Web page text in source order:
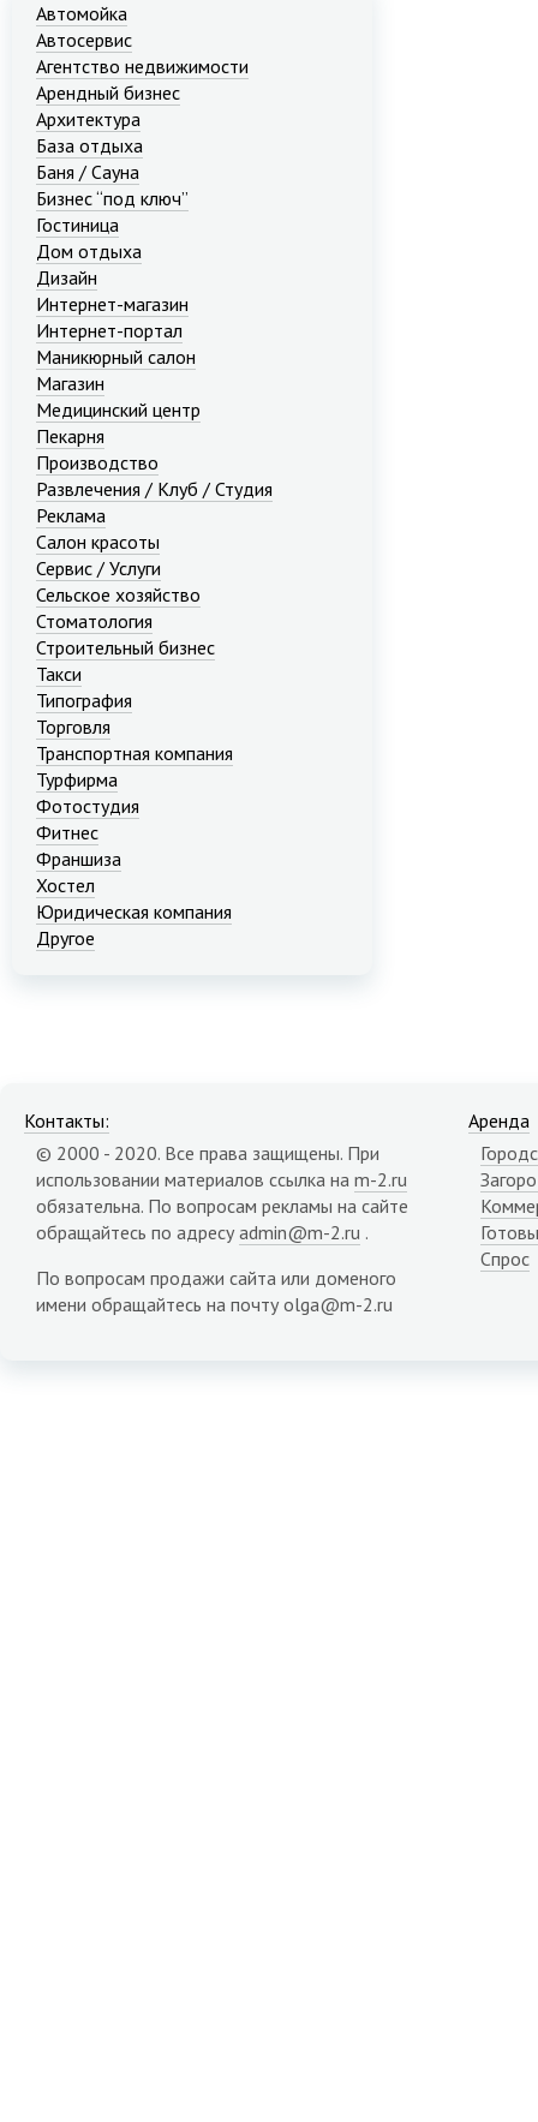
Автомойка
Автосервис
Агентство недвижимости
Арендный бизнес
Архитектура
База отдыха
Баня / Сауна
Бизнес “под ключ”
Гостиница
Дом отдыха
Дизайн
Интернет-магазин
Интернет-портал
Маникюрный салон
Магазин
Медицинский центр
Пекарня
Производство
Развлечения / Клуб / Студия
Реклама
Салон красоты
Сервис / Услуги
Сельское хозяйство
Стоматология
Строительный бизнес
Такси
Типография
Торговля
Транспортная компания
Турфирма
Фотостудия
Фитнес
Франшиза
Хостел
Юридическая компания
Другое
Контакты:
© 2000 - 2020. Все права защищены. При
использовании материалов ссылка на m-2.ru
обязательна. По вопросам рекламы на сайте
обращайтесь по адресу admin@m-2.ru .
По вопросам продажи сайта или доменого
имени обращайтесь на почту olga@m-2.ru
Аренда
Спрос